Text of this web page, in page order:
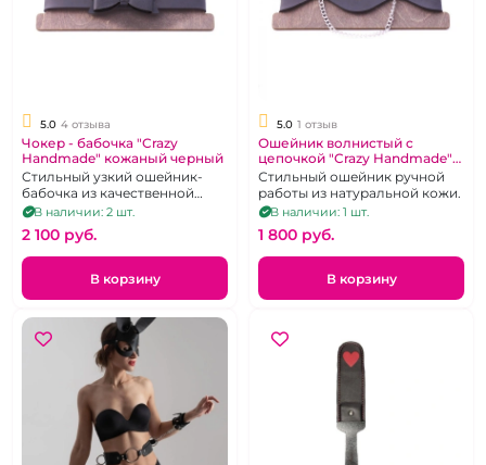
5.0 4 отзыва
Чокер - бабочка "Crazy
Handmade" кожаный черный
Стильный узкий ошейник-
бабочка из качественной
натуральной кожи черного
цвета
В наличии: 2 шт.
2 100 pуб.
В корзину
5.0 1 отзыв
Ошейник волнистый с
цепочкой "Crazy Handmade"
черный.
Стильный ошейник ручной
работы из натуральной кожи.
В наличии: 1 шт.
1 800 pуб.
В корзину